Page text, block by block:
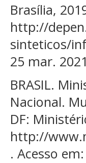
Brasília,
http://
sinteticos/
25 mar.
BRASIL.
Nacional.
DF:
http://
. Acesso